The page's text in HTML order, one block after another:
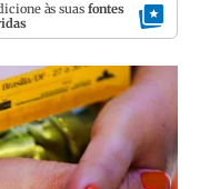
às suas fontes